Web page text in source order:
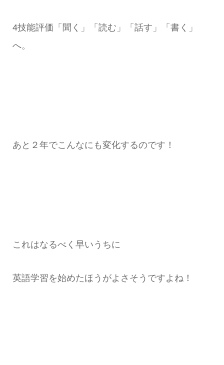
4技能評価「聞く」「読む」「話す」「書く」
へ。
あと２年でこんなにも変化するのです！
これはなるべく早いうちに
英語学習を始めたほうがよさそうですよね！